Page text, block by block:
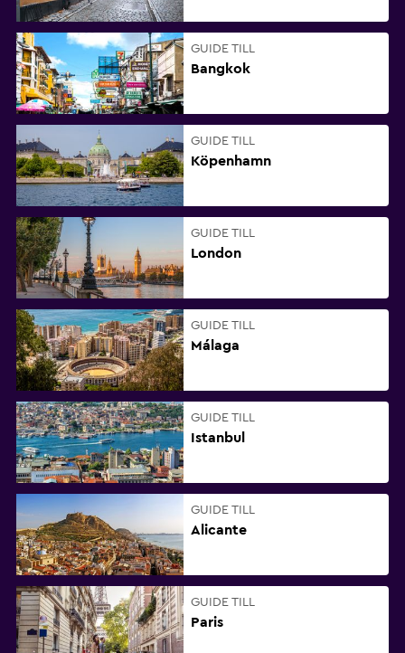
GUIDE TILL
Bangkok
GUIDE TILL
Köpenhamn
GUIDE TILL
London
GUIDE TILL
Málaga
GUIDE TILL
Istanbul
GUIDE TILL
Alicante
GUIDE TILL
Paris